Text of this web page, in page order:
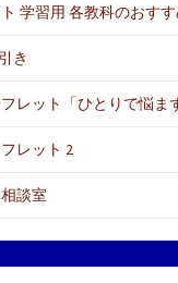
学習用 各教科のおす
き
レット「ひとりで悩ま
レット 2
談室